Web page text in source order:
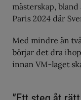
mästerskap,
Paris 2024 där
Med mindre än
börjar det dra
innan VM-laget